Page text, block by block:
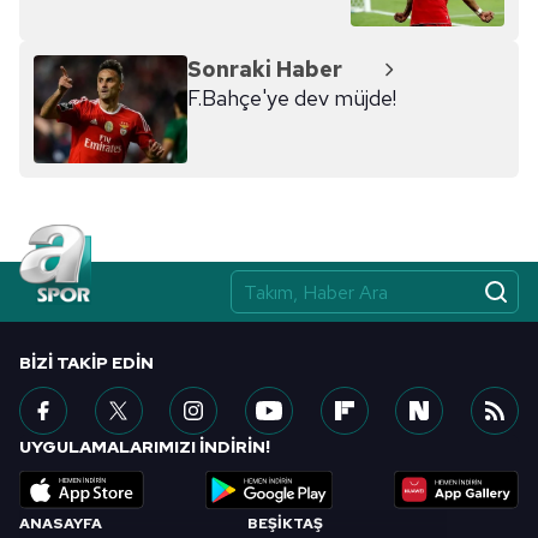
hazırlanmış Aydınlatma Metnimizi okumak ve sitemizde
ilgili mevzuata uygun olarak kullanılan çerezlerle ilgili bilgi
almak için lütfen tıklayınız
Sonraki Haber
F.Bahçe'ye dev müjde!
ANASAYFA BEŞİKTAŞ
BIZI TAKIP EDIN
UYGULAMALARIMIZI İNDİRİN!